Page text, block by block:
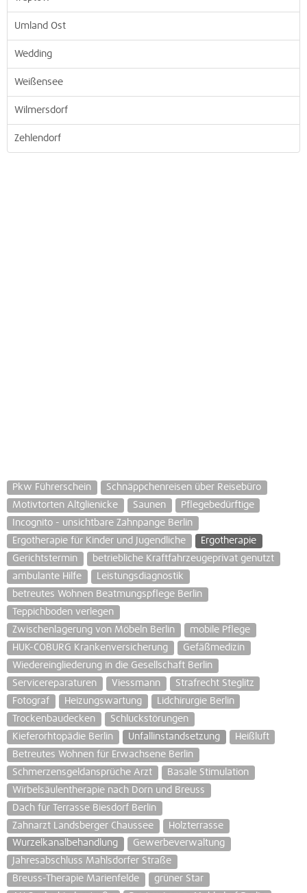
Umland Ost
Wedding
Weißensee
Wilmersdorf
Zehlendorf
Pkw Führerschein
Schnäppchenreisen über Reisebüro
Motivtorten Altglienicke
Saunen
Pflegebedürftige
Incognito - unsichtbare Zahnpange Berlin
Ergotherapie für Kinder und Jugendliche
Ergotherapie
Gerichtstermin
betriebliche Kraftfahrzeugeprivat genutzt
ambulante Hilfe
Leistungsdiagnostik
betreutes Wohnen Beatmungspflege Berlin
Teppichboden verlegen
Zwischenlagerung von Möbeln Berlin
mobile Pflege
HUK-COBURG Krankenversicherung
Gefäßmedizin
Wiedereingliederung in die Gesellschaft Berlin
Servicereparaturen
Viessmann
Strafrecht Steglitz
Fotograf
Heizungswartung
Lidchirurgie Berlin
Trockenbaudecken
Schluckstörungen
Kieferorhtopädie Berlin
Unfallinstandsetzung
Heißluft
Betreutes Wohnen für Erwachsene Berlin
Schmerzensgeldansprüche Arzt
Basale Stimulation
Wirbelsäulentherapie nach Dorn und Breuss
Dach für Terrasse Biesdorf Berlin
Zahnarzt Landsberger Chaussee
Holzterrasse
Wurzelkanalbehandlung
Gewerbeverwaltung
Jahresabschluss Mahlsdorfer Straße
Breuss-Therapie Marienfelde
grüner Star